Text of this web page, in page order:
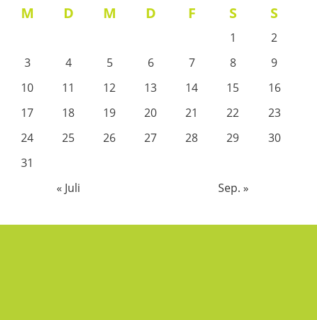
M
D M D F S S
1
2
3
4 5 6 7 8
9
10
11 12 13 14 15
16
17
18 19 20 21 22
23
24
25 26 27 28 29
30
31
« Juli
Sep. »